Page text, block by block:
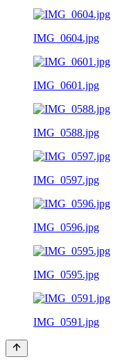
IMG_0604.jpg
IMG_0601.jpg
IMG_0588.jpg
IMG_0597.jpg
IMG_0596.jpg
IMG_0595.jpg
IMG_0591.jpg